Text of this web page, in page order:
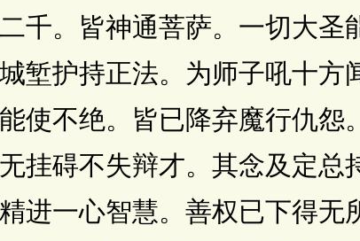
千。皆神通菩萨。一切大圣
堑护持正法。为师子吼十方
使不绝。皆已降弃魔行仇怨
挂碍不失辩才。其念及定总
进一心智慧。善权已下得无